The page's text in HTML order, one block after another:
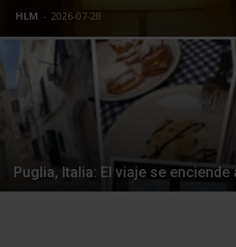
HLM - 2026-07-28
Puglia, Italia: El viaje se